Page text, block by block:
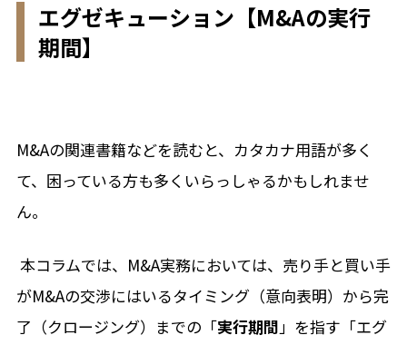
エグゼキューション【M&Aの実行
期間】
M&Aの関連書籍などを読むと、カタカナ用語が多く
て、困っている方も多くいらっしゃるかもしれませ
ん。
本コラムでは、M&A実務においては、売り手と買い手
がM&Aの交渉にはいるタイミング（意向表明）から完
了（クロージング）までの「実行期間」を指す「エグ